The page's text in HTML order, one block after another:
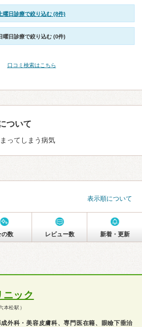
曜日診療で絞り込む (8件)
曜日診療で絞り込む (0件)
口コミ検索はこちら
ついて
ってしまう病気
表示順について
数 レビュー数 新着・更新
ック
本松駅）
外科・美容皮膚科、専門医在籍、眼瞼下垂治